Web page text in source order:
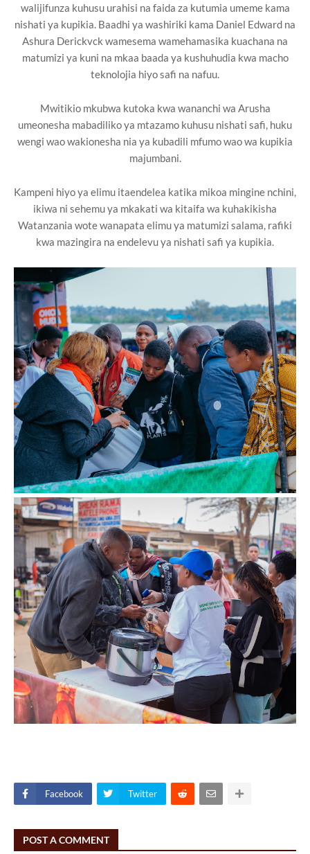
walijifunza kuhusu urahisi na faida za kutumia umeme kama
nishati ya kupikia. Baadhi ya washiriki kama Daniel Edward na
Ashura Derickvck wamesema wamehamasika kuachana na
matumizi ya kuni na mkaa baada ya kushuhudia kwa macho
teknolojia hiyo safi na nafuu.
Mwitikio mkubwa kutoka kwa wananchi wa Arusha
umeonesha mabadiliko ya mtazamo kuhusu nishati safi, huku
wengi wao wakionesha nia ya kubadili mfumo wao wa kupikia
majumbani.
Kampeni hiyo ya elimu itaendelea katika mikoa mingine nchini,
ikiwa ni sehemu ya mkakati wa kitaifa wa kuhakikisha
Watanzania wote wanapata elimu ya matumizi salama, rafiki
kwa mazingira na endelevu ya nishati safi ya kupikia.
Facebook Twitter
POST A COMMENT